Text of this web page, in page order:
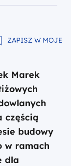
ZAPISZ W MOJE
Marek
częścią
budowy
w ramach
dla